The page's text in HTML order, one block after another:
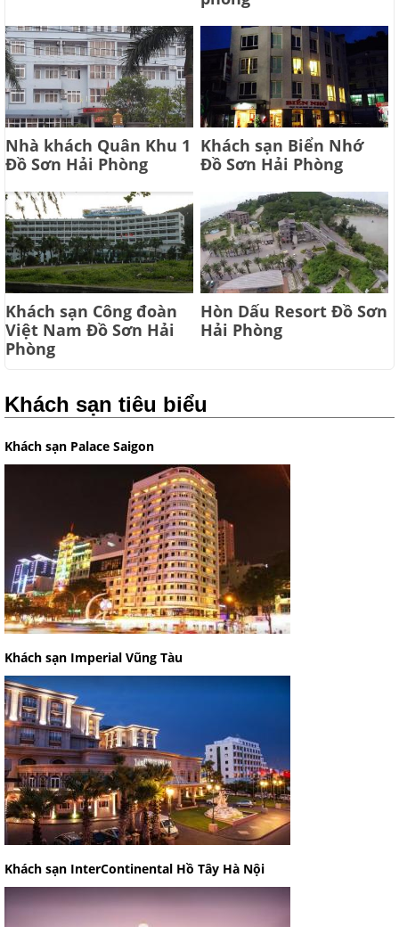
Nhà khách Quân Khu 1
Đồ Sơn Hải Phòng
Khách sạn Biển Nhớ
Đồ Sơn Hải Phòng
Khách sạn Công đoàn
Việt Nam Đồ Sơn Hải
Phòng
Hòn Dấu Resort Đồ Sơn
Hải Phòng
Khách sạn tiêu biểu
Khách sạn Palace Saigon
Khách sạn Imperial Vũng Tàu
Khách sạn InterContinental Hồ Tây Hà Nội